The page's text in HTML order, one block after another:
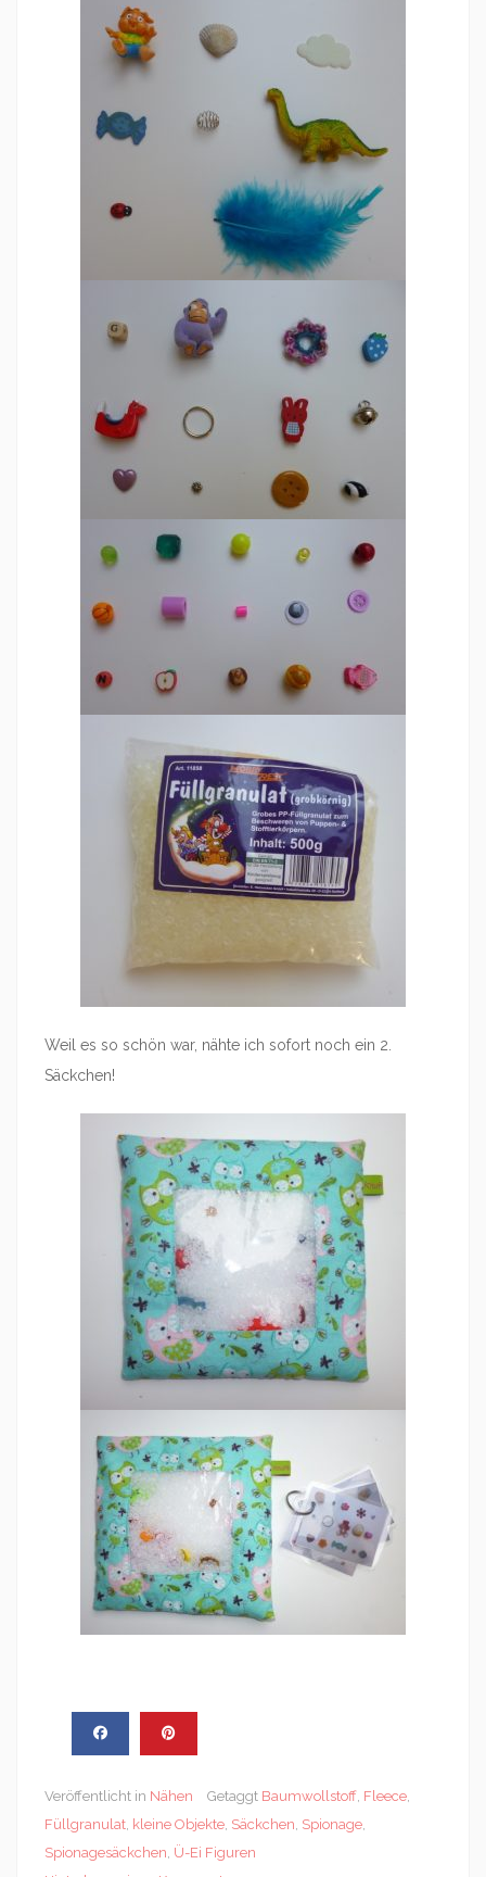
Weil es so schön war, nähte ich sofort noch ein 2.
Säckchen!
Veröffentlicht in Nähen Getaggt Baumwollstoff, Fleece,
Füllgranulat, kleine Objekte, Säckchen, Spionage,
Spionagesäckchen, Ü-Ei Figuren